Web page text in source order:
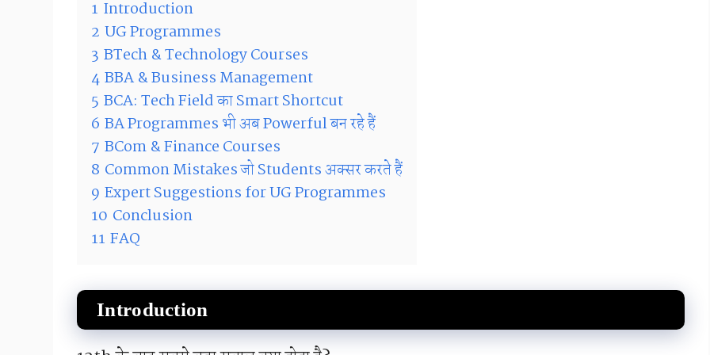
1 Introduction
2 UG Programmes
3 BTech & Technology Courses
4 BBA & Business Management
5 BCA: Tech Field का Smart Shortcut
6 BA Programmes भी अब Powerful बन रहे हैं
7 BCom & Finance Courses
8 Common Mistakes जो Students अक्सर करते हैं
9 Expert Suggestions for UG Programmes
10 Conclusion
11 FAQ
Introduction